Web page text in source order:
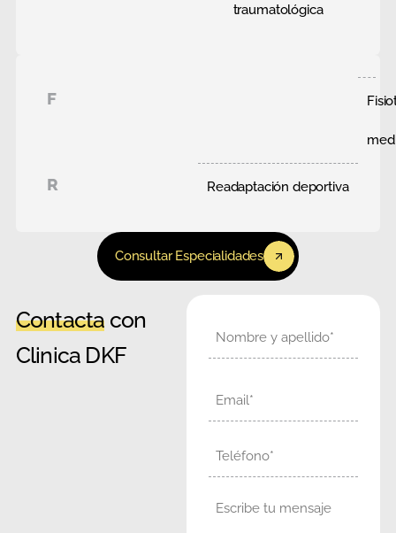
traumatológica
F
R Readaptación deportiva
Consultar Especialidades
Contacta con
Clinica DKF